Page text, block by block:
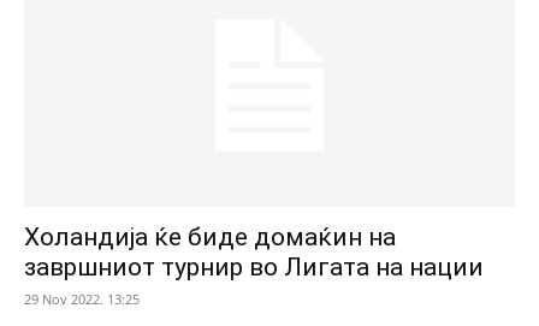
Холандија ќе биде домаќин на
завршниот турнир во Лигата на нации
29 Nov 2022. 13:25